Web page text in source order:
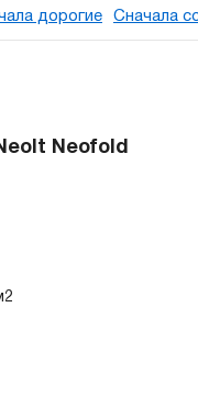
дорогие Сначала
Neofold